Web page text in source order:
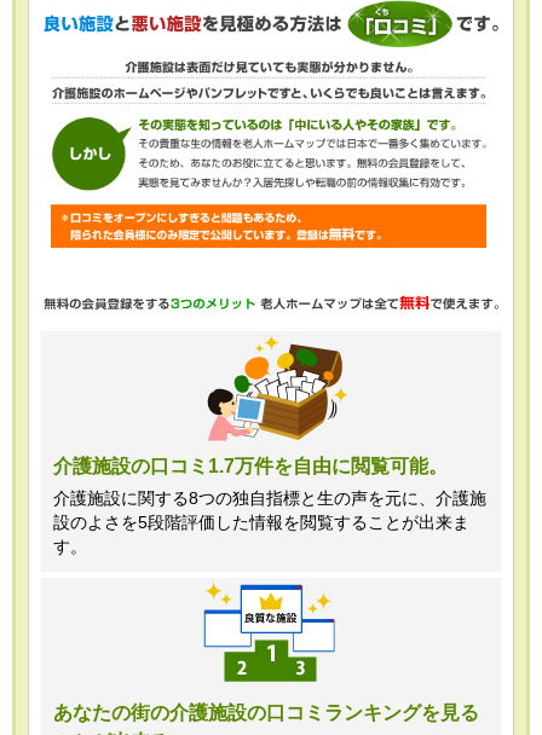
・当個人情報の利用目的の通知、開示、
内容の訂正・追加または削除、利用の停
止・消去および第三者への提供の停止
（「開示等」といいます。）を受け付け
ております。開示等の求めは、以下の
「個人情報苦情及び相談窓口」で受け付
けます。
最適なご回答ができない場合がありま
・当ホームページではご利用状況の統計
調査のためクッキー等を用いております
が、これによる個人情報の取得、利用は
行っておりません。
株式会社クリエイターズネクスト個人情
報保護管理者 窪田望
TEL:0120-21-7070
介護施設の口コミ1.7万件を自由に閲覧可能。
介護施設に関する8つの独自指標と生の声を元に、介護施
設のよさを5段階評価した情報を閲覧することが出来ま
す。
あなたの街の介護施設の口コミランキングを見る